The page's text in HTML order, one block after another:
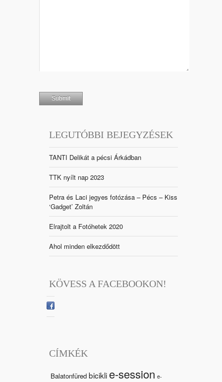
LEGUTÓBBI BEJEGYZÉSEK
TANTI Delikát a pécsi Árkádban
TTK nyílt nap 2023
Petra és Laci jegyes fotózása – Pécs – Kiss
‘Gadget’ Zoltán
Elrajtolt a Fotóhetek 2020
Ahol minden elkezdődött
KÖVESS A FACEBOOKON!
CÍMKÉK
Balatonfüred bicikli e-session e-